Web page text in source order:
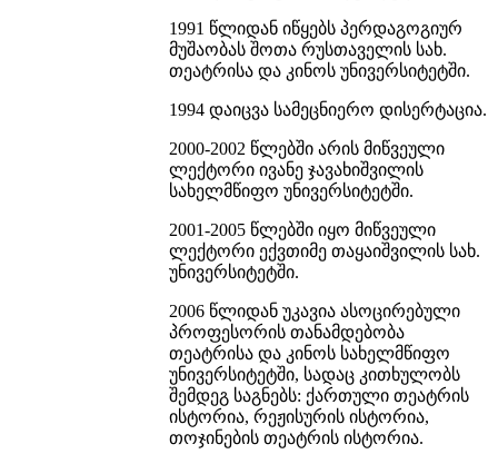
1991 წლიდან იწყებს პერდაგოგიურ
მუშაობას შოთა რუსთაველის სახ.
თეატრისა და კინოს უნივერსიტეტში.
1994 დაიცვა სამეცნიერო დისერტაცია.
2000-2002 წლებში არის მიწვეული
ლექტორი ივანე ჯავახიშვილის
სახელმწიფო უნივერსიტეტში.
2001-2005 წლებში იყო მიწვეული
ლექტორი ექვთიმე თაყაიშვილის სახ.
უნივერსიტეტში.
2006 წლიდან უკავია ასოცირებული
პროფესორის თანამდებობა
თეატრისა და კინოს სახელმწიფო
უნივერსიტეტში, სადაც კითხულობს
შემდეგ საგნებს: ქართული თეატრის
ისტორია, რეჟისურის ისტორია,
თოჯინების თეატრის ისტორია.